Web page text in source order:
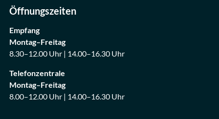
Öffnungszeiten
Empfang
Montag–Freitag
8.30–12.00 Uhr | 14.00–16.30 Uhr
Telefonzentrale
Montag–Freitag
8.00–12.00 Uhr | 14.00–16.30 Uhr